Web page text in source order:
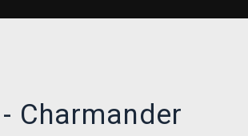
Charmander